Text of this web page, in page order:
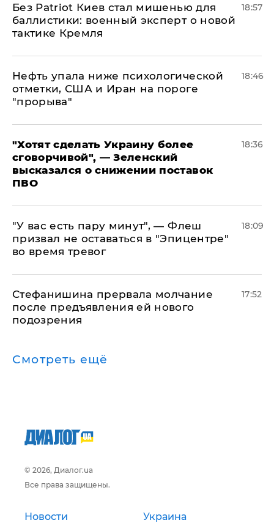
​Без Patriot Киев стал мишенью для
баллистики: военный эксперт о новой
тактике Кремля
18:57
Нефть упала ниже психологической
отметки, США и Иран на пороге
"прорыва"
18:46
​"Хотят сделать Украину более
сговорчивой", — Зеленский
высказался о снижении поставок
ПВО
18:36
​"У вас есть пару минут", — Флеш
призвал не оставаться в "Эпицентре"
во время тревог
18:09
Стефанишина прервала молчание
после предъявления ей нового
подозрения
17:52
Смотреть ещё
© 2026, Диалог.ua
Все права защищены.
Новости Украина